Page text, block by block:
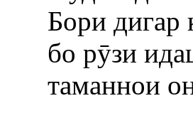
Бори дигар
бо рӯзи
таманнои